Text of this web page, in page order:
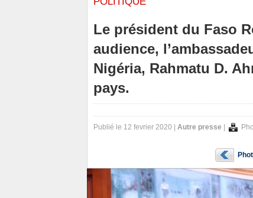
Le président du Faso
audience,
Nigéria, Rahmatu D.
pays.
Publié le 12 fevrier 2020 | Autre presse